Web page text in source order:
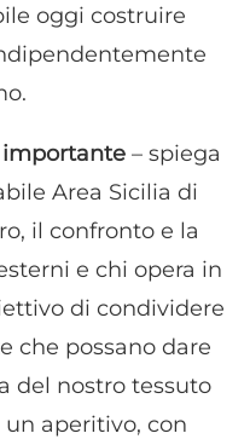
oggi costruire
importante – spiega
Area Sicilia di
il confronto e la
e chi opera in
di condividere
che possano dare
del nostro tessuto
aperitivo, con